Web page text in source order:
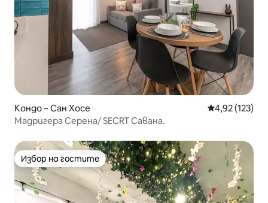
Кондо – Сан Хосе Средна
4,92 (123)
Мадригера Серена/ SECRT Савана.
Избор на гостите
Избор на гостите